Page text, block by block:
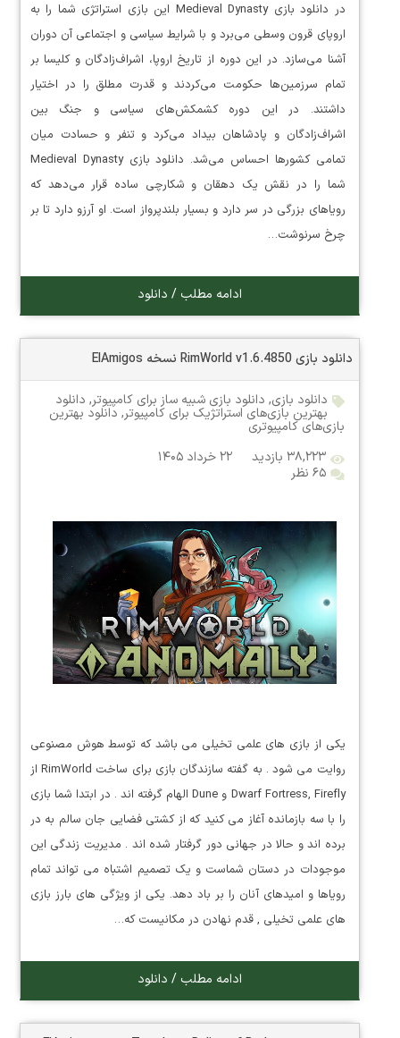
در دانلود بازی Medieval Dynasty این بازی استراتژی شما را به
اروپای قرون وسطی می‌برد و با شرایط سیاسی و اجتماعی آن دوران
آشنا می‌سازد. در این دوره از تاریخ اروپا، اشراف‌زادگان و کلیسا بر
تمام سرزمین‌ها حکومت می‌کردند و قدرت مطلق را در اختیار
داشتند. در این دوره کشمکش‌های سیاسی و جنگ بین
اشراف‌زادگان و پادشاهان بیداد می‌کرد و تنفر و حسادت میان
تمامی کشورها احساس می‌شد. دانلود بازی Medieval Dynasty
شما را در نقش یک دهقان و شکارچی ساده قرار می‌دهد که
رویاهای بزرگی در سر دارد و بسیار بلندپرواز است. او آرزو دارد تا بر
چرخ سرنوشت…
ادامه مطلب / دانلود
دانلود بازی RimWorld v1.6.4850 نسخه ElAmigos
دانلود بازی, دانلود بازی شبیه ساز برای کامپیوتر, دانلود
بهترین بازی‌های استراتژیک برای کامپیوتر, دانلود بهترین
بازی‌های کامپیوتری
۳۸,۲۲۳ بازدید
۲۲ خرداد ۱۴۰۵
۶۵ نظر
یکی از بازی های علمی تخیلی می باشد که توسط هوش مصنوعی
روایت می شود . به گفته سازندگان بازی برای ساخت RimWorld از
Dwarf Fortress, Firefly و Dune الهام گرفته اند . در ابتدا شما بازی
را با سه بازمانده آغاز می کنید که از کشتی فضایی جان سالم به در
برده اند و حالا در جهانی دور گرفتار شده اند . مدیریت زندگی این
موجودات در دستان شماست و یک تصمیم اشتباه می تواند تمام
رویاها و امیدهای آنان را بر باد دهد. یکی از ویژگی های بارز بازی
های علمی تخیلی , قدم نهادن در مکانیست که…
ادامه مطلب / دانلود